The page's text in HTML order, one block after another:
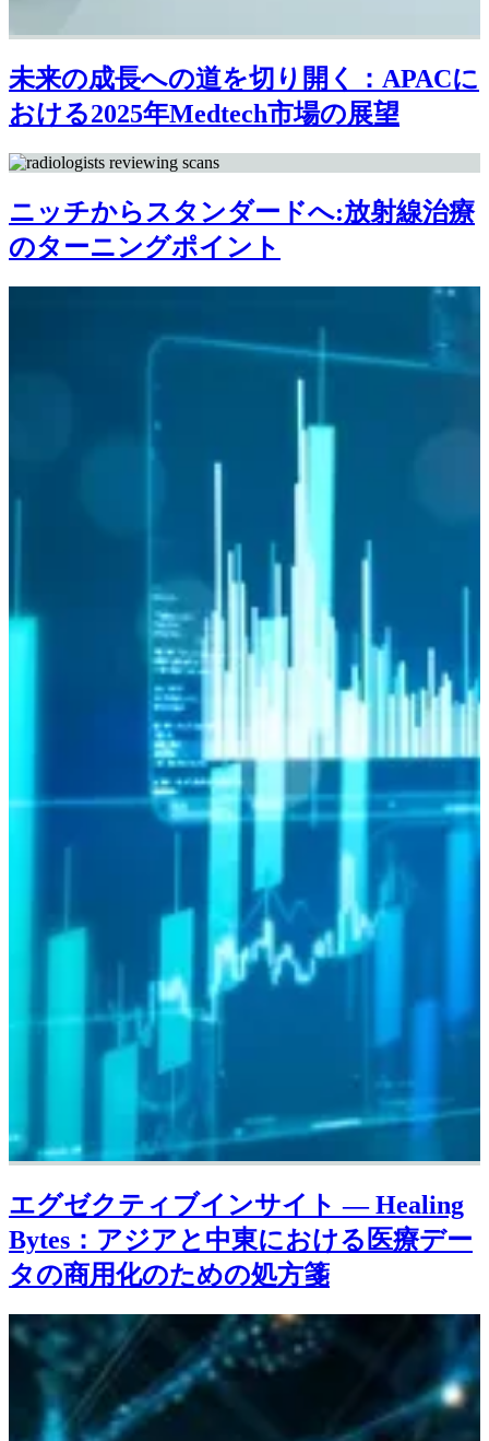
未来の成長への道を切り開く：APACに
おける2025年Medtech市場の展望
ニッチからスタンダードへ:放射線治療
のターニングポイント
エグゼクティブインサイト — Healing
Bytes：アジアと中東における医療デー
タの商用化のための処方箋